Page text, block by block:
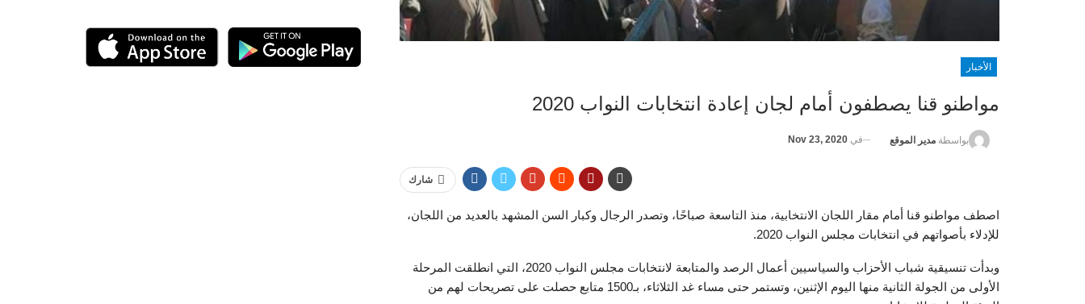
الأخبار
مواطنو قنا يصطفون أمام لجان إعادة انتخابات النواب 2020
بواسطة مدير الموقع في Nov 23, 2020
شارك
اصطف مواطنو قنا أمام مقار اللجان الانتخابية، منذ التاسعة صباحًا، وتصدر الرجال وكبار السن المشهد بالعديد من اللجان،
للإدلاء بأصواتهم في انتخابات مجلس النواب 2020.
وبدأت تنسيقية شباب الأحزاب والسياسيين أعمال الرصد والمتابعة لانتخابات مجلس النواب 2020، التي انطلقت المرحلة
الأولى من الجولة الثانية منها اليوم الإثنين، وتستمر حتى مساء غد الثلاثاء، بـ1500 متابع حصلت على تصريحات لهم من